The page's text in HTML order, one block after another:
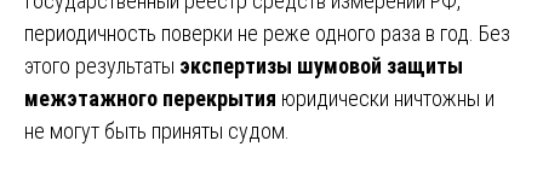
периодичность поверки не реже одного раза в год. Без
этого результаты экспертизы шумовой защиты
межэтажного перекрытия юридически ничтожны и
не могут быть приняты судом.